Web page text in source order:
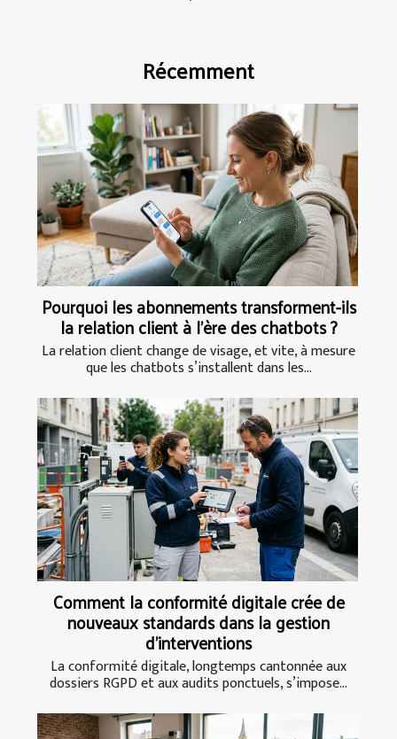
Récemment
Pourquoi les abonnements transforment-ils
la relation client à l’ère des chatbots ?
La relation client change de visage, et vite, à mesure
que les chatbots s’installent dans les...
Comment la conformité digitale crée de
nouveaux standards dans la gestion
d’interventions
La conformité digitale, longtemps cantonnée aux
dossiers RGPD et aux audits ponctuels, s’impose...